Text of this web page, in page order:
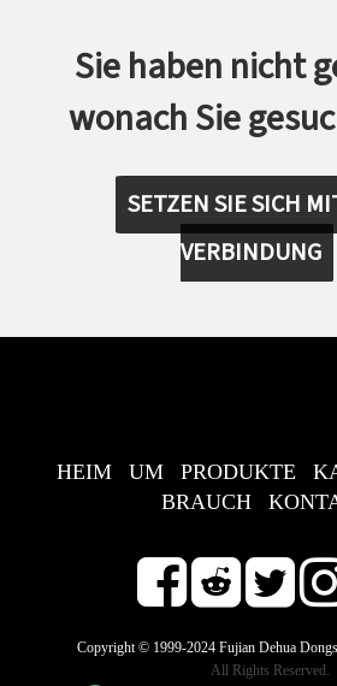
Sie haben nicht
wonach Sie
SETZEN SIE SICH
VERBINDUNG
HEIM UM PRODUKTE
BRAUCH
Copyright © 1999-2024 Fujian Dehua
All Rights Reserved.